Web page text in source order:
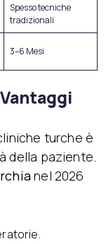
Spesso tecniche
tradizionali
3–6 Mesi
turche è
della paziente.
nel 2026